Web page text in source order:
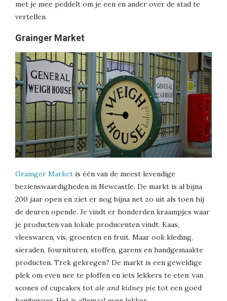
met je mee peddelt om je een en ander over de stad te
vertellen.
Grainger Market
Grainger Market is één van de meest levendige
bezienswaardigheden in Newcastle. De markt is al bijna
200 jaar open en ziet er nog bijna net zo uit als toen hij
de deuren opende. Je vindt er honderden kraampjes waar
je producten van lokale producenten vindt. Kaas,
vleeswaren, vis, groenten en fruit. Maar ook kleding,
sieraden, fournituren, stoffen, garens en handgemaakte
producten. Trek gekregen? De markt is een geweldige
plek om even nee te ploffen en iets lekkers te eten: van
scones of cupcakes tot ale and kidney pie tot een goed